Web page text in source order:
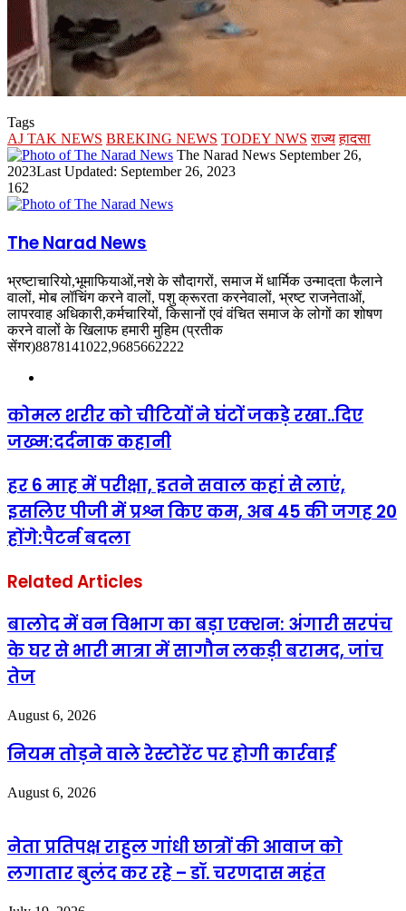
Tags
AJ TAK NEWS BREKING NEWS TODEY NWS राज्य हादसा
The Narad News Send
September 26,
2023Last Updated: September 26, 2023
162
The Narad News
भ्रष्टाचारियो,भूमाफियाओं,नशे के सौदागरों, समाज में धार्मिक उन्मादता फैलाने
वालों, मोब लॉचिंग करने वालों, पशु क्रूरता करनेवालों, भ्रष्ट राजनेताओं,
लापरवाह अधिकारी,कर्मचारियों, किसानों एवं वंचित समाज के लोगों का शोषण
करने वालों के खिलाफ हमारी मुहिम (प्रतीक
सेंगर)8878141022,9685662222
कोमल शरीर को चीटियों ने घंटों जकड़े रखा..दिए
जख्म:दर्दनाक कहानी
हर 6 माह में परीक्षा, इतने सवाल कहां से लाएं,
इसलिए पीजी में प्रश्न किए कम, अब 45 की जगह 20
होंगे:पैटर्न बदला
Related Articles
बालोद में वन विभाग का बड़ा एक्शन: अंगारी सरपंच
के घर से भारी मात्रा में सागौन लकड़ी बरामद, जांच
तेज
August 6, 2026
नियम तोड़ने वाले रेस्टोरेंट पर होगी कार्रवाई
August 6, 2026
नेता प्रतिपक्ष राहुल गांधी छात्रों की आवाज को
लगातार बुलंद कर रहे – डॉ. चरणदास महंत